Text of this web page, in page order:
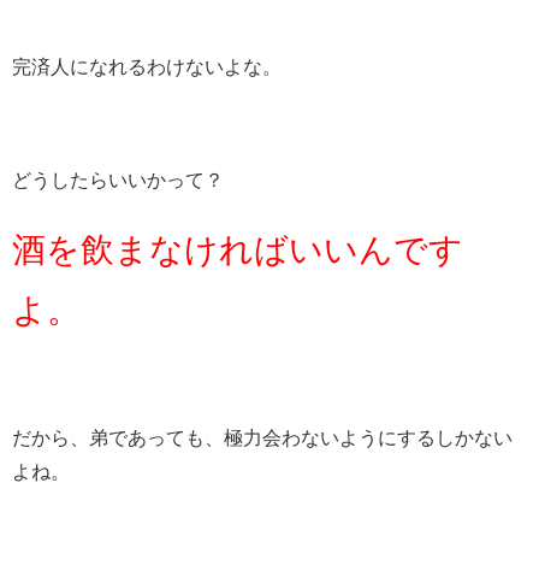
完済人になれるわけないよな。
どうしたらいいかって？
酒を飲まなければいいんです
よ。
だから、弟であっても、極力会わないようにするしかない
よね。